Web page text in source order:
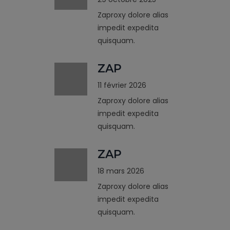
Zaproxy dolore alias
impedit expedita
quisquam.
ZAP
11 février 2026
Zaproxy dolore alias
impedit expedita
quisquam.
ZAP
18 mars 2026
Zaproxy dolore alias
impedit expedita
quisquam.